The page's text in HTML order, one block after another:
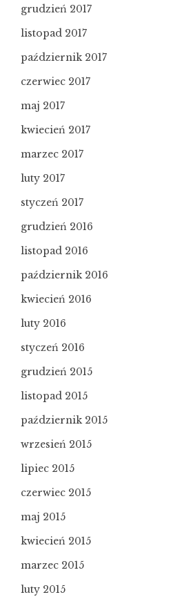
grudzień 2017
listopad 2017
październik 2017
czerwiec 2017
maj 2017
kwiecień 2017
marzec 2017
luty 2017
styczeń 2017
grudzień 2016
listopad 2016
październik 2016
kwiecień 2016
luty 2016
styczeń 2016
grudzień 2015
listopad 2015
październik 2015
wrzesień 2015
lipiec 2015
czerwiec 2015
maj 2015
kwiecień 2015
marzec 2015
luty 2015